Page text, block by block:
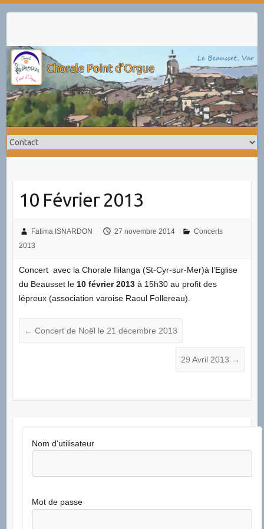
10 Février 2013
Fatima ISNARDON 27 novembre 2014
Concerts
2013
Concert avec la Chorale Ililanga (St-Cyr-sur-Mer)à l’Eglise
du Beausset le 10 février 2013à 15h30 au profit des
lépreux (association varoise Raoul Follereau).
← Concert de Noël le 21 décembre 2013
29 Avril 2013 →
Nom d'utilisateur
Mot de passe